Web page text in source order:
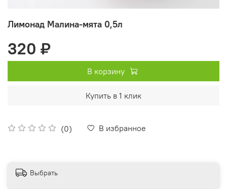
Лимонад Малина-мята 0,5л
(0) В избранное
320 ₽
В корзину
Купить в 1 клик
Выбрать